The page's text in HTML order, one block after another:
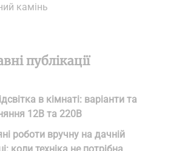
камінь
публікації
в кімнаті: варіанти та
12В та 220В
роботи вручну на дачній